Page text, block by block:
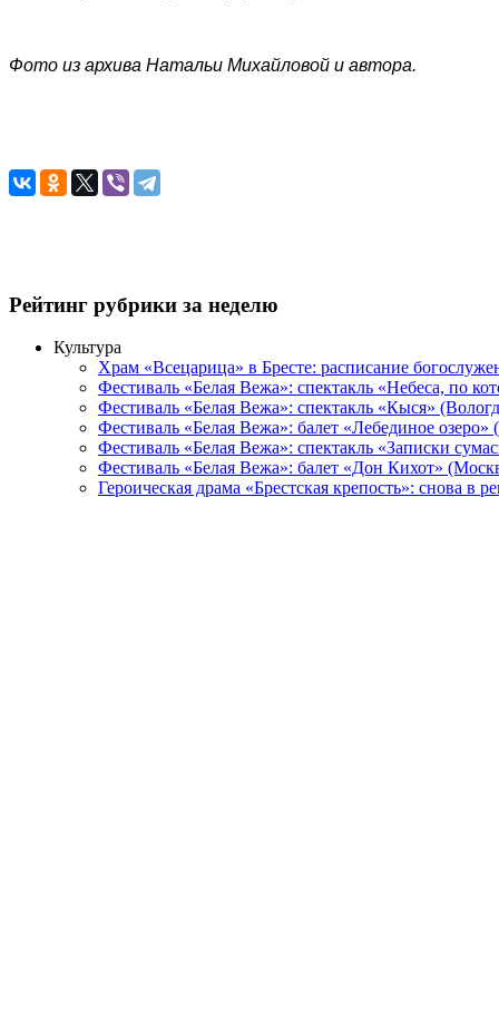
Фото из архива Натальи Михайловой и автора.
Рейтинг рубрики за неделю
Культура
Храм «Всецарица» в Бресте: расписание
Фестиваль «Белая Вежа»: спектакль «Небеса, по
Фестиваль «Белая Вежа»: спектакль «Кыся»
Фестиваль «Белая Вежа»: балет «Лебединое
Фестиваль «Белая Вежа»: спектакль «Записки
Фестиваль «Белая Вежа»: балет «Дон Кихот»
Героическая драма «Брестская крепость»: снова в